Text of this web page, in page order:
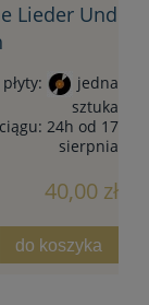
Lieder Und
jedna
sztuka
24h od 17
sierpnia
40,00 zł
do koszyka